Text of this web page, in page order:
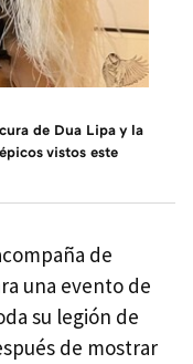
de Dua Lipa y la
vistos este
de
una evento de
su legión de
de mostrar